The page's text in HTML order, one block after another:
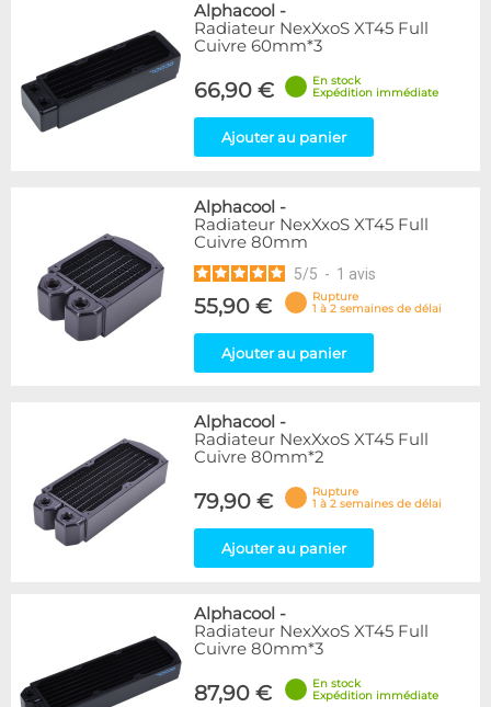
Alphacool -
Radiateur NexXxoS XT45 Full
Cuivre 60mm*3
66,90 €
En stock
Expédition immédiate
Ajouter au panier
Alphacool -
Radiateur NexXxoS XT45 Full
Cuivre 80mm
5/5 - 1 avis
55,90 €
Rupture
1 à 2 semaines de délai
Ajouter au panier
Alphacool -
Radiateur NexXxoS XT45 Full
Cuivre 80mm*2
79,90 €
Rupture
1 à 2 semaines de délai
Ajouter au panier
Alphacool -
Radiateur NexXxoS XT45 Full
Cuivre 80mm*3
87,90 €
En stock
Expédition immédiate